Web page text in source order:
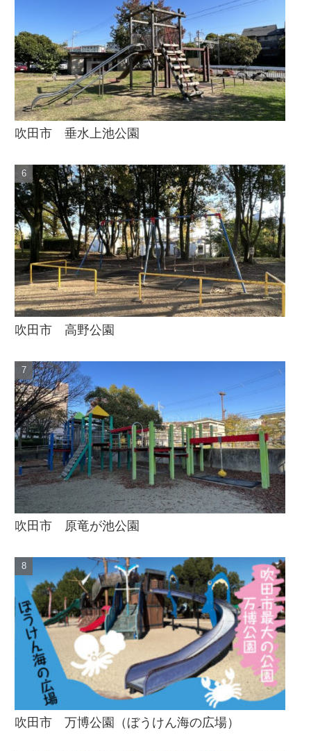
吹田市 垂水上池公園
吹田市 高野公園
吹田市 原竜が池公園
吹田市 万博公園（ぼうけん海の広場）